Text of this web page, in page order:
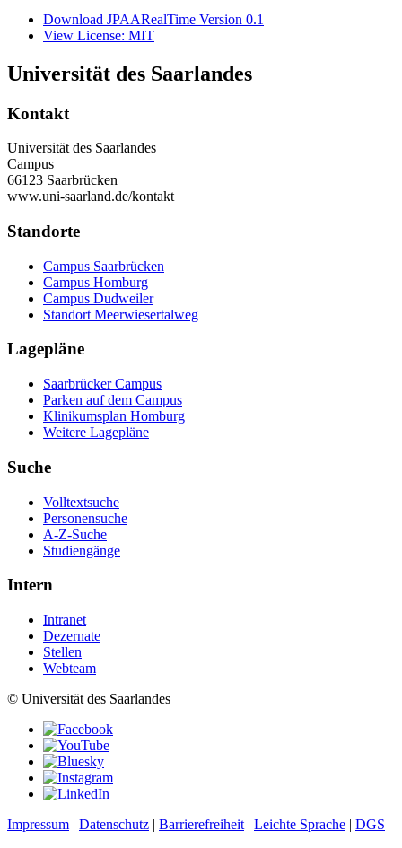
Download JPAARealTime Version 0.1
View License: MIT
Universität des Saarlandes
Kontakt
Universität des Saarlandes
Campus
66123 Saarbrücken
www.uni-saarland.de/kontakt
Standorte
Campus Saarbrücken
Campus Homburg
Campus Dudweiler
Standort Meerwiesertalweg
Lagepläne
Saarbrücker Campus
Parken auf dem Campus
Klinikumsplan Homburg
Weitere Lagepläne
Suche
Volltextsuche
Personensuche
A-Z-Suche
Studiengänge
Intern
Intranet
Dezernate
Stellen
Webteam
© Universität des Saarlandes
Impressum | Datenschutz | Barrierefreiheit | Leichte Sprache | DGS